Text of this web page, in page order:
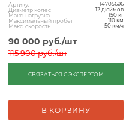
Артикул 14705696
Диаметр колес 12 дюймов
Макс. нагрузка 150 кг
Максимальный пробег 110 км
Макс. скорость 50 км/ч
90 000 руб./шт
115 900руб./шт
СВЯЗАТЬСЯ С ЭКСПЕРТОМ
В КОРЗИНУ